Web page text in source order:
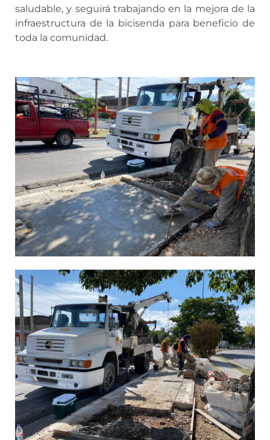
saludable, y seguirá trabajando en la mejora de la
infraestructura de la bicisenda para beneficio de
toda la comunidad.